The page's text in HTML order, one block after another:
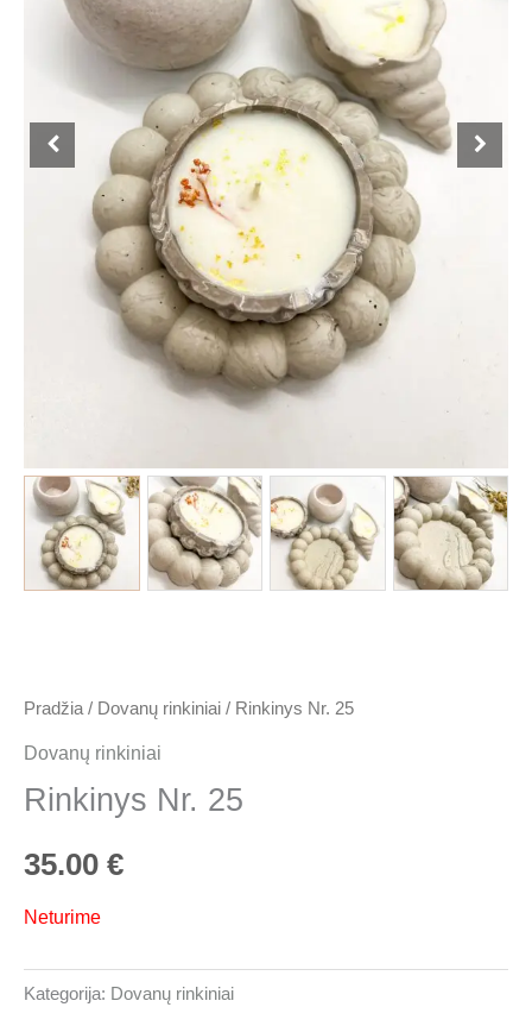
Pradžia / Dovanų rinkiniai / Rinkinys Nr. 25
Dovanų rinkiniai
Rinkinys Nr. 25
35.00 €
Neturime
Kategorija: Dovanų rinkiniai